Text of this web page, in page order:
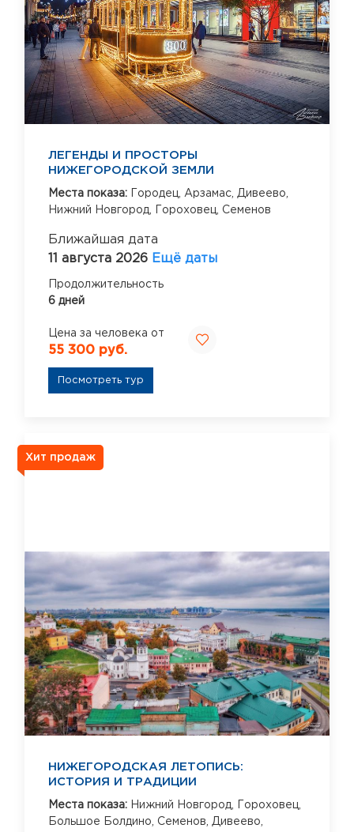
ЛЕГЕНДЫ И ПРОСТОРЫ
НИЖЕГОРОДСКОЙ ЗЕМЛИ
Места показа: Городец, Арзамас, Дивеево,
Нижний Новгород,
Гороховец, Семенов
Ближайшая дата
11 августа 2026 Ещё даты
Продолжительность
6 дней
Цена за человека от
55 300 руб.
Посмотреть тур
Хит продаж
НИЖЕГОРОДСКАЯ ЛЕТОПИСЬ:
ИСТОРИЯ И ТРАДИЦИИ
Места показа: Нижний Новгород,
Гороховец,
Большое Болдино, Семенов, Дивеево,